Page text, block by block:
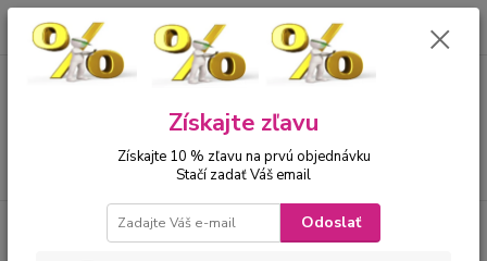
00421 905 612848 za0 €
Kojenecké oblečenie sety
Kojenecká súprava 3 dielna
na krst dievčatko mango
Získajte zľavu
Získajte 10 % zľavu na prvú objednávku
Stačí zadať Váš email
Odoslať